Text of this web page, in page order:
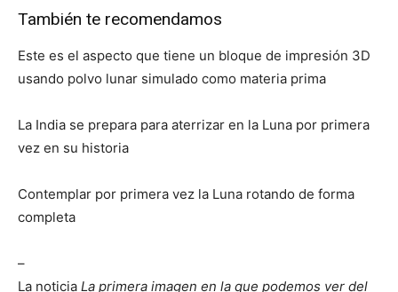
También te recomendamos
Este es el aspecto que tiene un bloque de impresión 3D
usando polvo lunar simulado como materia prima
La India se prepara para aterrizar en la Luna por primera
vez en su historia
Contemplar por primera vez la Luna rotando de forma
completa
–
La noticia La primera imagen en la que podemos ver del